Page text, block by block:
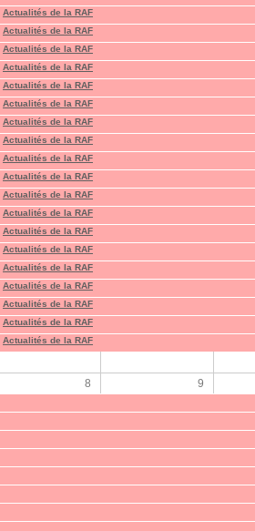
Actualités de la RAF
Actualités de la RAF
Actualités de la RAF
Actualités de la RAF
Actualités de la RAF
Actualités de la RAF
Actualités de la RAF
Actualités de la RAF
Actualités de la RAF
Actualités de la RAF
Actualités de la RAF
Actualités de la RAF
Actualités de la RAF
Actualités de la RAF
Actualités de la RAF
Actualités de la RAF
Actualités de la RAF
Actualités de la RAF
Actualités de la RAF
8 9